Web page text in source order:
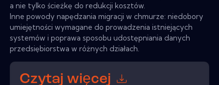
a nie tylko ścieżkę do redukcji kosztów.
Inne powody napędzania migracji w chmurze: niedobory
umiejętności wymagane do prowadzenia istniejących
systemów i poprawa sposobu udostępniania danych
przedsiębiorstwa w różnych działach.
Czytaj więcej